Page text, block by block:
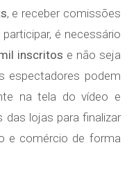
, e receber comissões
é necessário
inscritos e não seja
espectadores podem
na tela do vídeo e
lojas para finalizar
e comércio de forma